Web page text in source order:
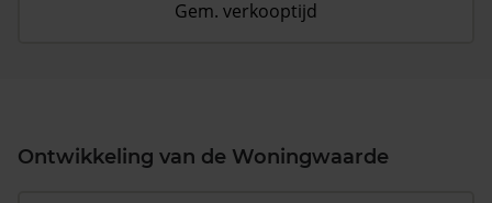
Gem. verkooptijd
Ontwikkeling van de Woningwaarde